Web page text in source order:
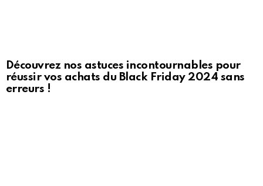
Découvrez nos astuces incontournables pour
réussir vos achats du Black Friday 2024 sans
erreurs !